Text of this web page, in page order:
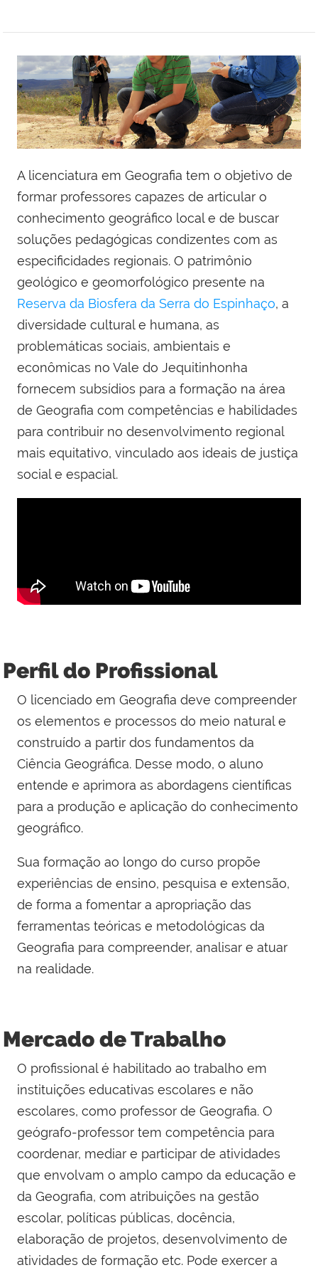
A licenciatura em Geografia tem o objetivo de
formar professores capazes de articular o
conhecimento geográfico local e de buscar
soluções pedagógicas condizentes com as
especificidades regionais. O patrimônio
geológico e geomorfológico presente na
Reserva da Biosfera da Serra do Espinhaço, a
diversidade cultural e humana, as
problemáticas sociais, ambientais e
econômicas no Vale do Jequitinhonha
fornecem subsídios para a formação na área
de Geografia com competências e habilidades
para contribuir no desenvolvimento regional
mais equitativo, vinculado aos ideais de justiça
social e espacial.
Perfil do Profissional
O licenciado em Geografia deve compreender
os elementos e processos do meio natural e
construído a partir dos fundamentos da
Ciência Geográfica. Desse modo, o aluno
entende e aprimora as abordagens científicas
para a produção e aplicação do conhecimento
geográfico.
Sua formação ao longo do curso propõe
experiências de ensino, pesquisa e extensão,
de forma a fomentar a apropriação das
ferramentas teóricas e metodológicas da
Geografia para compreender, analisar e atuar
na realidade.
Mercado de Trabalho
O profissional é habilitado ao trabalho em
instituições educativas escolares e não
escolares, como professor de Geografia. O
geógrafo-professor tem competência para
coordenar, mediar e participar de atividades
que envolvam o amplo campo da educação e
da Geografia, com atribuições na gestão
escolar, políticas públicas, docência,
elaboração de projetos, desenvolvimento de
atividades de formação etc. Pode exercer a